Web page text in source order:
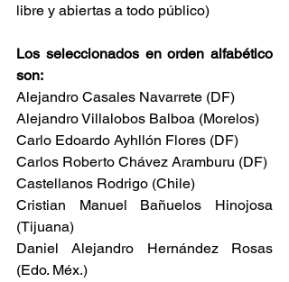
libre y abiertas a todo público)
Los seleccionados en orden alfabético
son:
Alejandro Casales Navarrete (DF)
Alejandro Villalobos Balboa (Morelos)
Carlo Edoardo Ayhllón Flores (DF)
Carlos Roberto Chávez Aramburu (DF)
Castellanos Rodrigo (Chile)
Cristian Manuel Bañuelos Hinojosa
(Tijuana)
Daniel Alejandro Hernández Rosas
(Edo. Méx.)